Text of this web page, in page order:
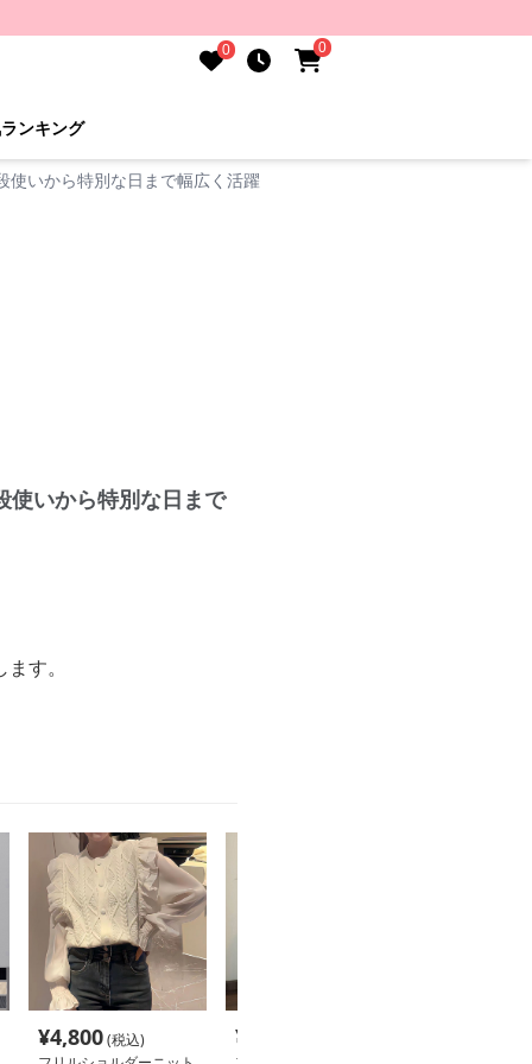
0 0
ンキング
使いから特別な日まで幅広く活躍
使いから特別な日まで
す。
¥4,800(税込)
¥